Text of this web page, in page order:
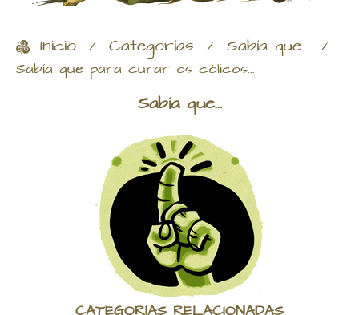
Inicio / Categorías / Sabía que... /
Sabía que para curar os cólicos...
Sabía que...